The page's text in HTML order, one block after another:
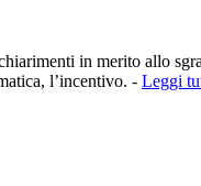
in merito allo
l’incentivo. - Leggi